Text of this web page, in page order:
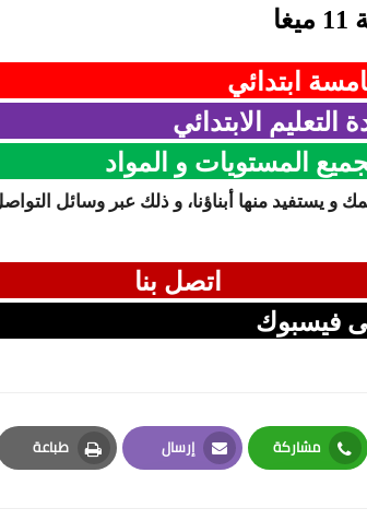
ابتدائي
الابتدائي
المستويات و المواد
و يستفيد منها أبناؤنا، و ذلك عبر وسائل
اتصل بنا
فيسبوك
مشاركة
Whatsapp
إرسال
Email
طباعة
Print